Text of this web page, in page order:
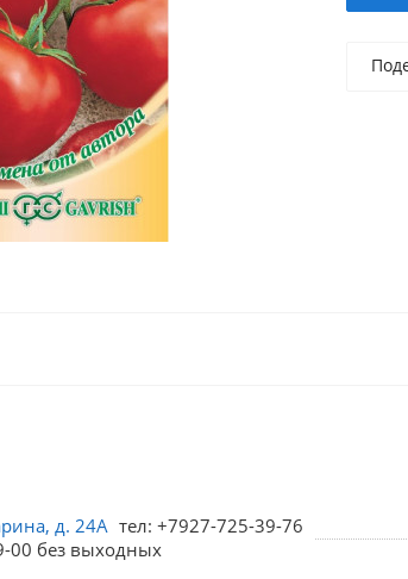
д. 24А тел: +7927-725-39-76
00 без выходных